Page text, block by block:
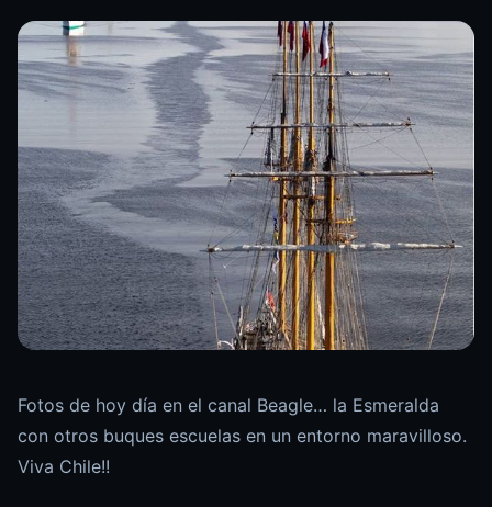
Fotos de hoy día en el canal Beagle… la Esmeralda
con otros buques escuelas en un entorno maravilloso.
Viva Chile!!